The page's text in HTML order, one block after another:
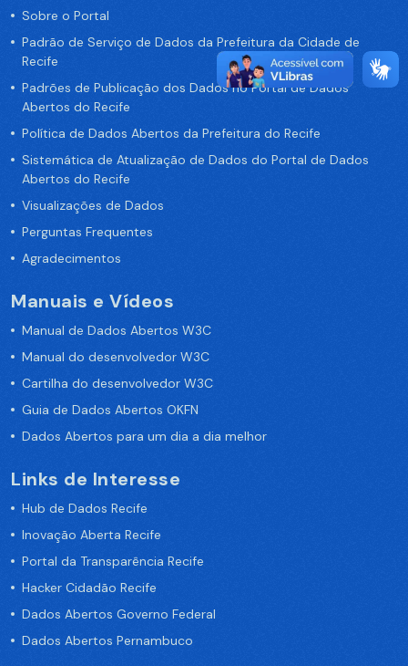
Sobre o Portal
Padrão de Serviço de Dados da Prefeitura da Cidade de
Recife
Padrões de Publicação dos Dados no Portal de Dados
Abertos do Recife
Política de Dados Abertos da Prefeitura do Recife
Sistemática de Atualização de Dados do Portal de Dados
Abertos do Recife
Visualizações de Dados
Perguntas Frequentes
Agradecimentos
Manuais e Vídeos
Manual de Dados Abertos W3C
Manual do desenvolvedor W3C
Cartilha do desenvolvedor W3C
Guia de Dados Abertos OKFN
Dados Abertos para um dia a dia melhor
Links de Interesse
Hub de Dados Recife
Inovação Aberta Recife
Portal da Transparência Recife
Hacker Cidadão Recife
Dados Abertos Governo Federal
Dados Abertos Pernambuco